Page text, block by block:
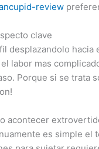
review
clave
desplazandolo
labor mas
Porque si se
acontecer
es simple el